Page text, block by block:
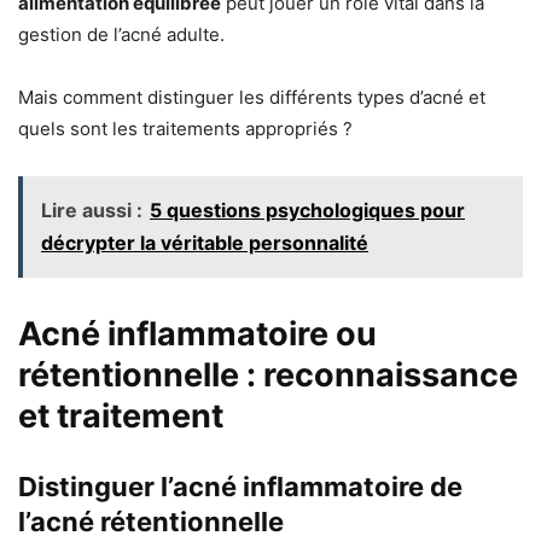
gestion de l’acné adulte.
Mais comment distinguer les différents types d’acné et
quels sont les traitements appropriés ?
Lire aussi : 5 questions psychologiques pour
décrypter la véritable personnalité
Acné inflammatoire ou
rétentionnelle : reconnaissance
et traitement
Distinguer l’acné inflammatoire de
l’acné rétentionnelle